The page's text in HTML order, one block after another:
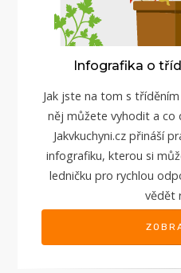
Infografika o
Jak jste na tom s
něj můžete vyhodit a co
Jakvkuchyni.cz přináší
infografiku, kterou si
ledničku pro rychlou
vědět